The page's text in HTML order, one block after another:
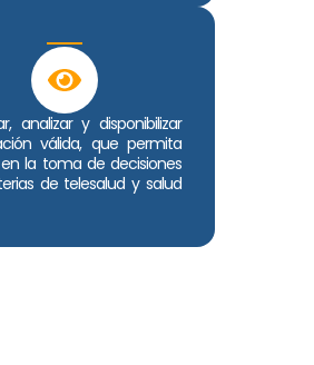
analizar y disponibilizar
válida, que permita
la toma de decisiones
de telesalud y salud